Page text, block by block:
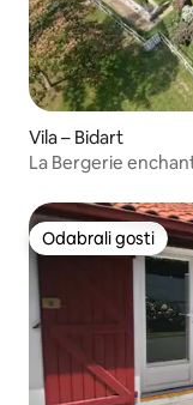
Vila – Bidart
La Bergerie
Odabrali gosti
Odabrali gosti